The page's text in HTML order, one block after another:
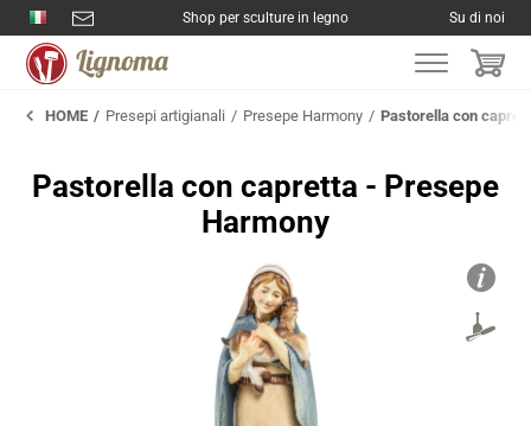
Shop per sculture in legno Su di noi
HOME Presepi artigianali Presepe Harmony Pastorella con
Pastorella con capretta - Presepe
Harmony